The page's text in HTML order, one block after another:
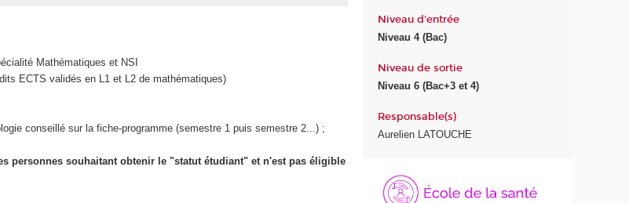
Mathématiques et NSI
ECTS validés en L1 et L2 de mathématiques)
conseillé sur la fiche-programme (semestre 1 puis semestre 2...) ;
personnes souhaitant obtenir le "statut étudiant" et n'est pas éligible
Niveau d'entrée
Niveau 4 (Bac)
Niveau de sortie
Niveau 6 (Bac+3 et 4)
Responsable(s)
Aurelien LATOUCHE